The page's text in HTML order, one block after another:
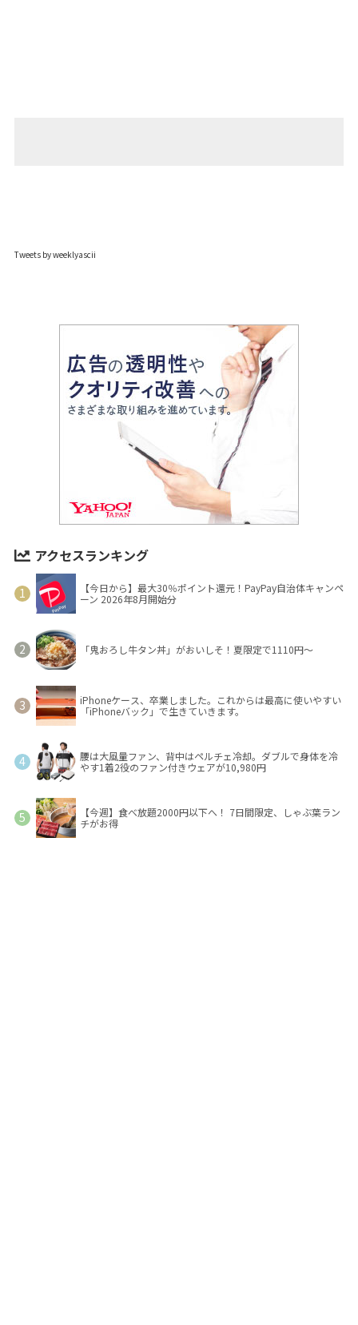
Tweets by weeklyascii
アクセスランキング
【今日から】最大30％ポイント還元！PayPay自治体キャンペ
ーン 2026年8月開始分
「鬼おろし牛タン丼」がおいしそ！夏限定で1110円～
iPhoneケース、卒業しました。これからは最高に使いやすい
「iPhoneバック」で生きていきます。
腰は大風量ファン、背中はペルチェ冷却。ダブルで身体を冷
やす1着2役のファン付きウェアが10,980円
【今週】食べ放題2000円以下へ！ 7日間限定、しゃぶ葉ラン
チがお得